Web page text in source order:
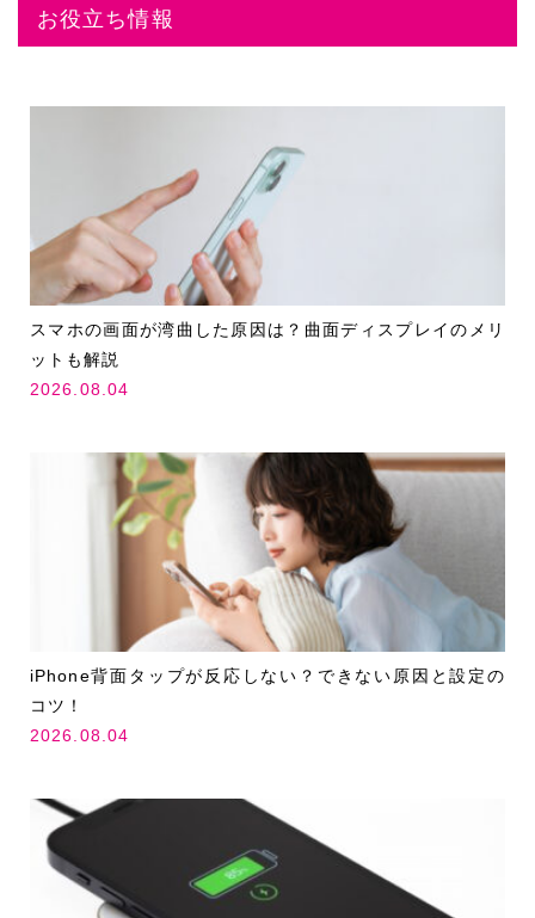
お役立ち情報
スマホの画面が湾曲した原因は？曲面ディスプレイのメリ
ットも解説
2026.08.04
iPhone背面タップが反応しない？できない原因と設定の
コツ！
2026.08.04